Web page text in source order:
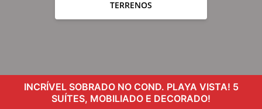
TERRENOS
INCRÍVEL SOBRADO NO COND. PLAYA VISTA! 5
SUÍTES, MOBILIADO E DECORADO!